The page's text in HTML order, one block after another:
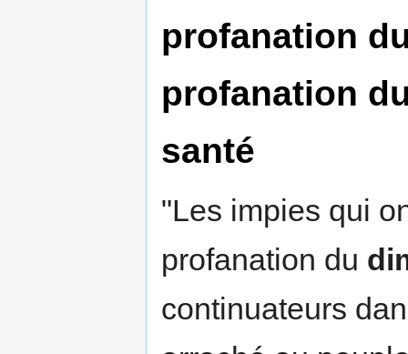
profanation
profanation
santé
"Les impies qui
profanation du
continuateurs